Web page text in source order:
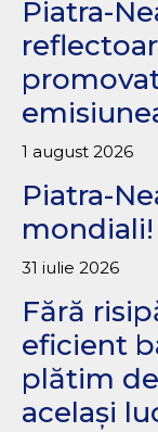
Piatra-
1 august 2026
Piatra-
mondiali!
31 iulie 2026
Fără
eficient
plătim
același